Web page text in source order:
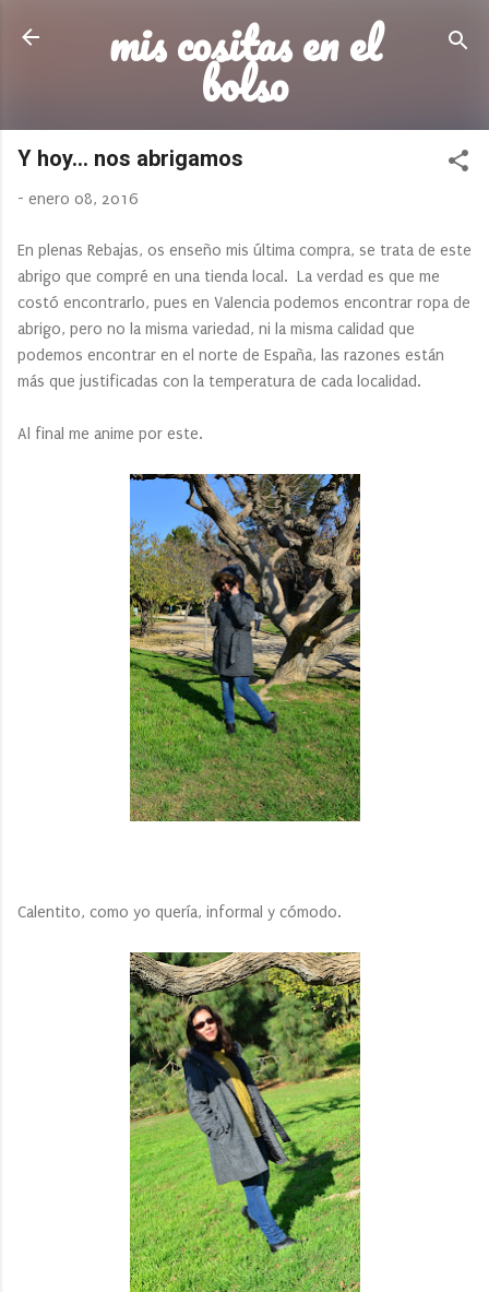
Ir al contenido principal
mis cositas en el
bolso
Y hoy... nos abrigamos
- enero 08, 2016
En plenas Rebajas, os enseño mis última compra, se trata de este
abrigo que compré en una tienda local. La verdad es que me
costó encontrarlo, pues en Valencia podemos encontrar ropa de
abrigo, pero no la misma variedad, ni la misma calidad que
podemos encontrar en el norte de España, las razones están
más que justificadas con la temperatura de cada localidad.
Al final me anime por este.
Calentito, como yo quería, informal y cómodo.